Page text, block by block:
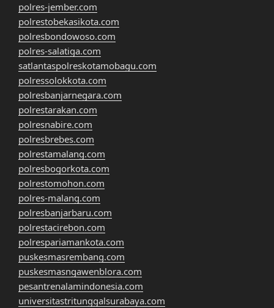
polres-jember.com
polrestobekasikota.com
polresbondowoso.com
polres-salatiga.com
satlantaspolreskotamobagu.com
polressolokkota.com
polresbanjarnegara.com
polrestarakan.com
polresnabire.com
polresbrebes.com
polrestamalang.com
polresbogorkota.com
polrestomohon.com
polres-malang.com
polresbanjarbaru.com
polrestacirebon.com
polrespariamankota.com
puskesmasrembang.com
puskesmasngawenblora.com
pesantrenalamindonesia.com
universitastritunggalsurabaya.com